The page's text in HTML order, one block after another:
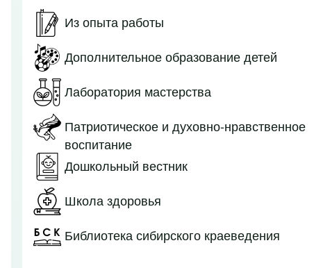
Из опыта работы
Дополнительное образование детей
Лаборатория мастерства
Патриотическое и духовно-нравственное
воспитание
Дошкольный вестник
Школа здоровья
Библиотека сибирского краеведения